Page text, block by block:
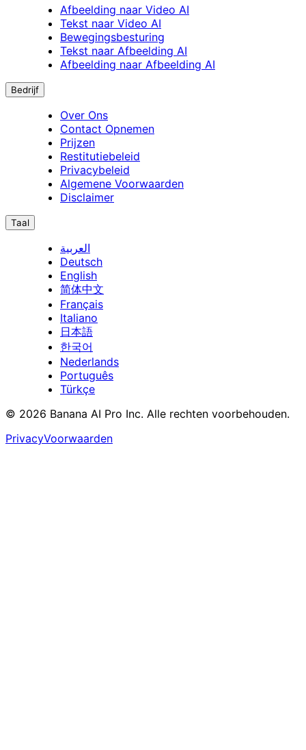
Afbeelding naar Video AI
Tekst naar Video AI
Bewegingsbesturing
Tekst naar Afbeelding AI
Afbeelding naar Afbeelding AI
Bedrijf
Over Ons
Contact Opnemen
Prijzen
Restitutiebeleid
Privacybeleid
Algemene Voorwaarden
Disclaimer
Taal
العربية
Deutsch
English
简体中文
Français
Italiano
日本語
한국어
Nederlands
Português
Türkçe
© 2026 Banana AI Pro Inc. Alle rechten voorbehouden.
PrivacyVoorwaarden